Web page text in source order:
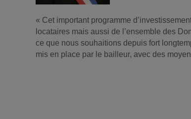
« Cet important programme
locataires mais aussi de l’ensemble des
ce que nous souhaitions depuis fort
mis en place par le bailleur, avec des